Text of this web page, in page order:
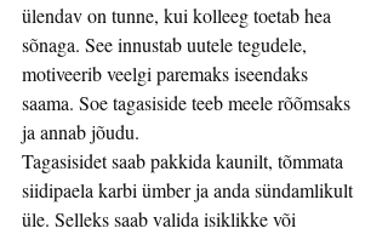
ülendav on tunne, kui kolleeg toetab hea
sõnaga. See innustab uutele tegudele,
motiveerib veelgi paremaks iseendaks
saama. Soe tagasiside teeb meele rõõmsaks
ja annab jõudu.
Tagasisidet saab pakkida kaunilt, tõmmata
siidipaela karbi ümber ja anda sündamlikult
üle. Selleks saab valida isiklikke või